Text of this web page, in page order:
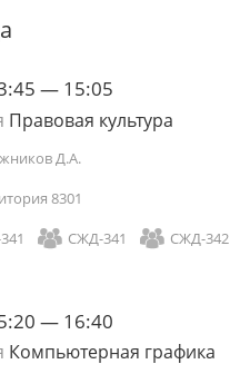
— 15:05
Правовая культура
Д.А.
8301
СЖД-341 СЖД-342
— 16:40
Компьютерная графика